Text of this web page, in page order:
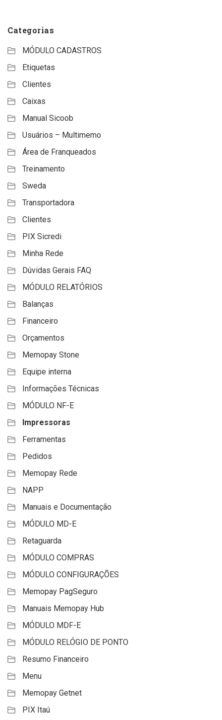
Categorias
MÓDULO CADASTROS
Etiquetas
Clientes
Caixas
Manual Sicoob
Usuários – Multimemo
Área de Franqueados
Treinamento
Sweda
Transportadora
Clientes
PIX Sicredi
Minha Rede
Dúvidas Gerais FAQ
MÓDULO RELATÓRIOS
Balanças
Financeiro
Orçamentos
Memopay Stone
Equipe interna
Informações Técnicas
MÓDULO NF-E
Impressoras
Ferramentas
Pedidos
Memopay Rede
NAPP
Manuais e Documentação
MÓDULO MD-E
Retaguarda
MÓDULO COMPRAS
MÓDULO CONFIGURAÇÕES
Memopay PagSeguro
Manuais Memopay Hub
MÓDULO MDF-E
MÓDULO RELÓGIO DE PONTO
Resumo Financeiro
Menu
Memopay Getnet
PIX Itaú